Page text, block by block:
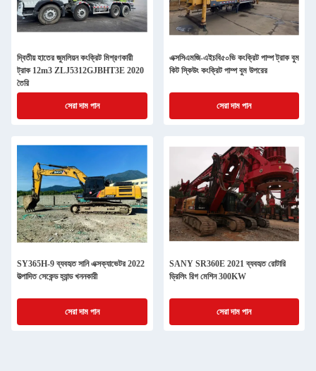
দ্বিতীয় হাতের জুমলিয়ন কংক্রিট মিশ্রণকারী
ট্রাক 12m3 ZLJ5312GJBHT3E 2020
তৈরি
সেরা দাম পান
এক্সসিএমজি-এইচবি৫০ভি কংক্রিট পাম্প ট্রাক বুম
কিট স্কিউং কংক্রিট পাম্প বুম উপরের
সেরা দাম পান
SY365H-9 ব্যবহৃত সানি এক্সক্যাভেটর 2022
উত্পাদিত সেকেন্ড হ্যান্ড খননকারী
সেরা দাম পান
SANY SR360E 2021 ব্যবহৃত রোটারি
ড্রিলিং রিগ মেশিন 300KW
সেরা দাম পান